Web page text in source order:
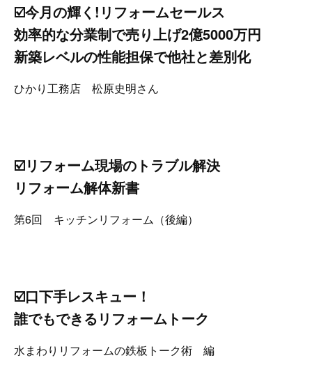
☑️今月の輝く!リフォームセールス
効率的な分業制で売り上げ2億5000万円
新築レベルの性能担保で他社と差別化
ひかり工務店 松原史明さん
☑️リフォーム現場のトラブル解決
リフォーム解体新書
第6回 キッチンリフォーム（後編）
☑️口下手レスキュー！
誰でもできるリフォームトーク
水まわりリフォームの鉄板トーク術 編